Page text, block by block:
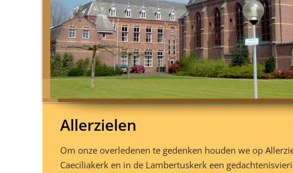
Allerzielen
Om onze overledenen te gedenken houden we op
Caeciliakerk en in de Lambertuskerk een